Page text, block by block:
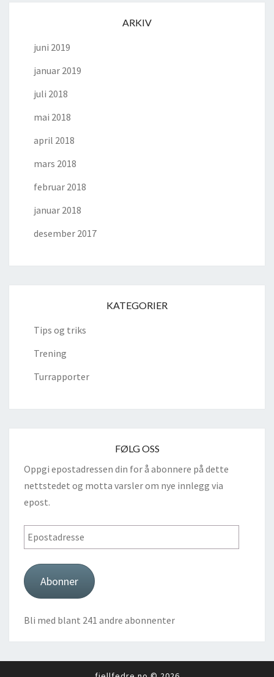
ARKIV
juni 2019
januar 2019
juli 2018
mai 2018
april 2018
mars 2018
februar 2018
januar 2018
desember 2017
KATEGORIER
Tips og triks
Trening
Turrapporter
FØLG OSS
Oppgi epostadressen din for å abonnere på dette
nettstedet og motta varsler om nye innlegg via
epost.
Epostadresse
Abonner
Bli med blant 241 andre abonnenter